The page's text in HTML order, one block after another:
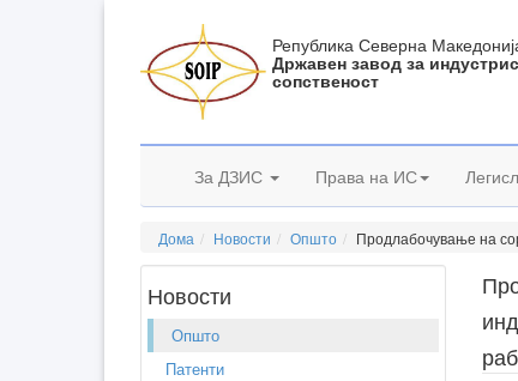
Република Северна
Државен завод за
сопственост
За ДЗИС Права на ИС
Дома Новости Општо Продлабочување на
Новости
Општо
Патенти